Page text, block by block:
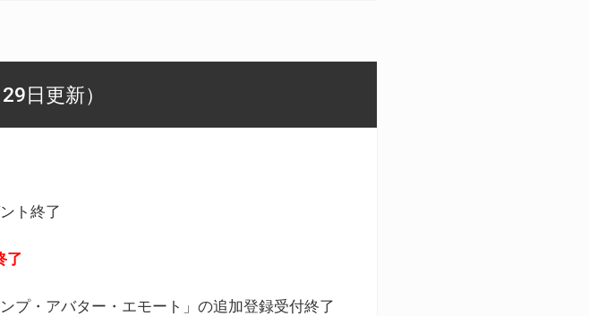
日更新）
ト終了
了
プ・アバター・エモート」の追加登録受付終了